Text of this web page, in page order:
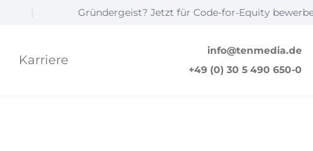
Gründergeist? Jetzt für Code-for-Equity bewerben! ☝️
Karriere
info@tenmedia.de
+49 (0) 30 5 490 650-0